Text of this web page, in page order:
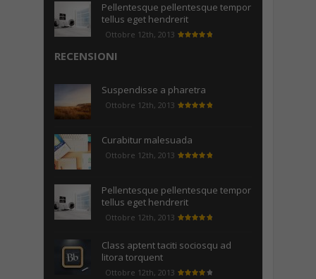
Pellentesque pellentesque tempor
tellus eget hendrerit
Ottobre 12th, 2013
RECENSIONI
Suspendisse a pharetra
Ottobre 12th, 2013
Curabitur malesuada
Ottobre 12th, 2013
Pellentesque pellentesque tempor
tellus eget hendrerit
Ottobre 12th, 2013
Class aptent taciti sociosqu ad
litora torquent
Ottobre 12th, 2013